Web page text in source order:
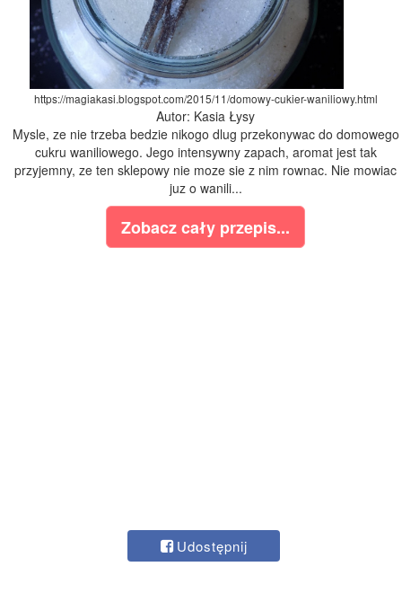
https://magiakasi.blogspot.com/2015/11/domowy-cukier-waniliowy.html
Autor: Kasia Łysy
Mysle, ze nie trzeba bedzie nikogo dlug przekonywac do domowego
cukru waniliowego. Jego intensywny zapach, aromat jest tak
przyjemny, ze ten sklepowy nie moze sie z nim rownac. Nie mowiac
juz o wanili...
Zobacz cały przepis...
Udostępnij